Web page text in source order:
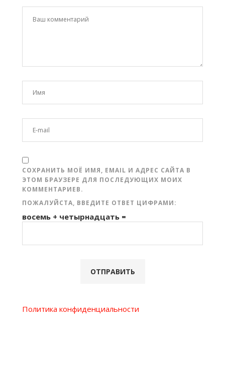
СОХРАНИТЬ МОЁ ИМЯ, EMAIL И АДРЕС САЙТА В
ЭТОМ БРАУЗЕРЕ ДЛЯ ПОСЛЕДУЮЩИХ МОИХ
КОММЕНТАРИЕВ.
ПОЖАЛУЙСТА, ВВЕДИТЕ ОТВЕТ ЦИФРАМИ:
восемь + четырнадцать =
Политика конфиденциальности